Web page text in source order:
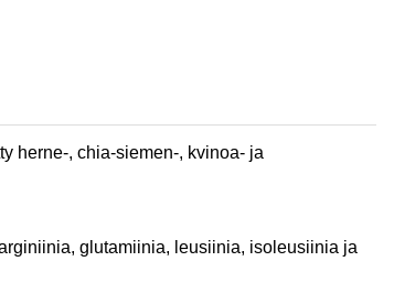
herne-, chia-siemen-, kvinoa- ja
glutamiinia, leusiinia, isoleusiinia ja